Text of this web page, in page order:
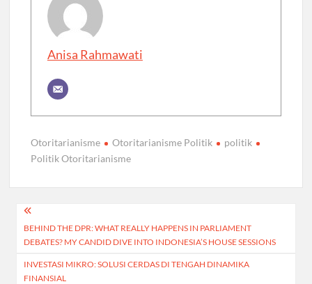
Anisa Rahmawati
Otoritarianisme Otoritarianisme Politik
politik
Politik Otoritarianisme
Post
navigation
BEHIND THE DPR: WHAT REALLY HAPPENS IN PARLIAMENT
DEBATES? MY CANDID DIVE INTO INDONESIA’S HOUSE SESSIONS
INVESTASI MIKRO: SOLUSI CERDAS DI TENGAH DINAMIKA
FINANSIAL